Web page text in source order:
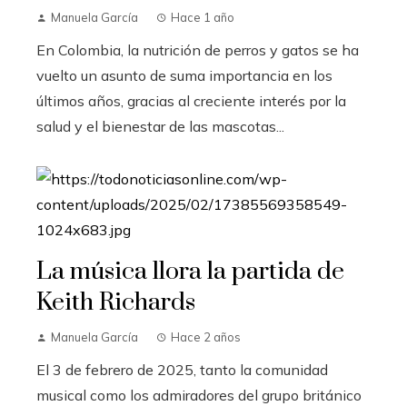
Manuela García Hace 1 año
En Colombia, la nutrición de perros y gatos se ha
vuelto un asunto de suma importancia en los
últimos años, gracias al creciente interés por la
salud y el bienestar de las mascotas...
La música llora la partida de
Keith Richards
Manuela García Hace 2 años
El 3 de febrero de 2025, tanto la comunidad
musical como los admiradores del grupo británico